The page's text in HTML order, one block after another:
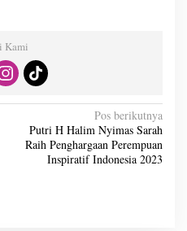
Kami
Pos berikutnya
Putri H Halim Nyimas Sarah
Raih Penghargaan Perempuan
Inspiratif Indonesia 2023